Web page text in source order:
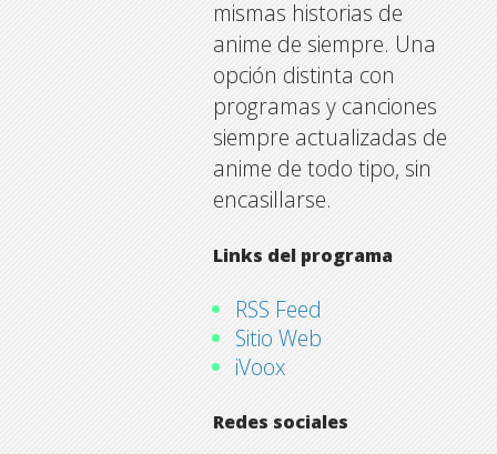
mismas historias de
anime de siempre. Una
opción distinta con
programas y canciones
siempre actualizadas de
anime de todo tipo, sin
encasillarse.
Links del programa
RSS Feed
Sitio Web
iVoox
Redes sociales